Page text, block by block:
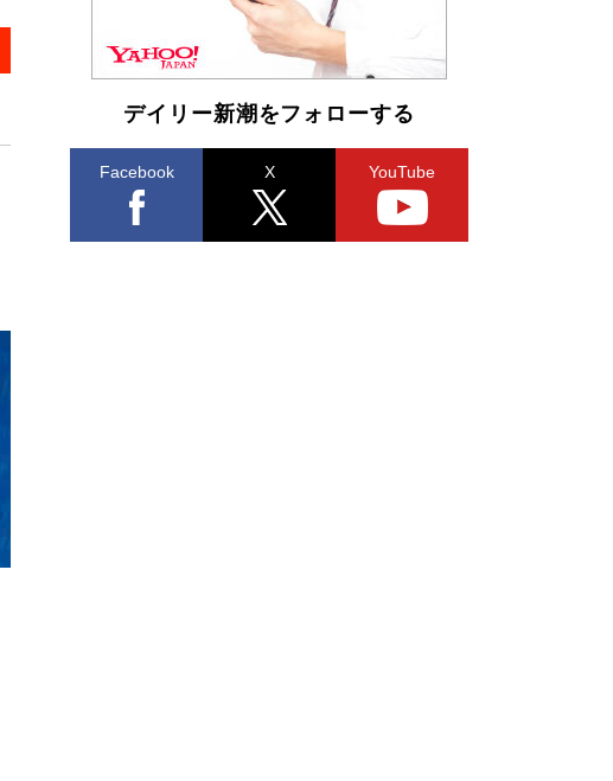
デイリー新潮をフォローする
Facebook X YouTube